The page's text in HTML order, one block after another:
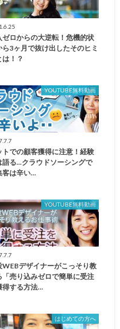
ゼロからの大逆転！危機的状
ら3ヶ月で抜け出したそのヒミ
は！？
YOUTUBE無料動画
トでの顧客獲得に注意！経験
語る...クラウドソーシングで
客は辛い…
YOUTUBE無料動画
WEBデザイナーがこっそり教
「売り込みゼロで簡単に受注
得する方法…
はじめての方へ